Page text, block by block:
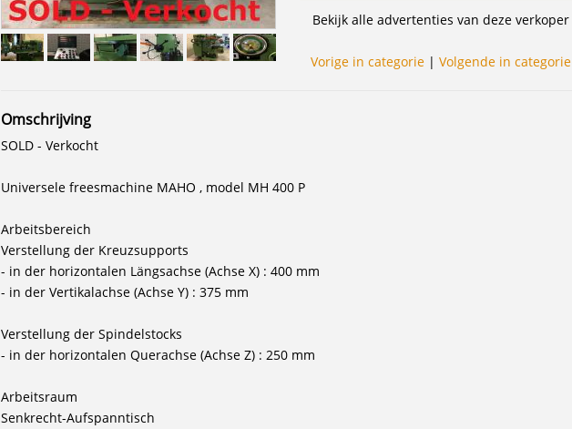
Bekijk alle advertenties van deze verkoper
Vorige in categorie| Volgende in categorie
Omschrijving
SOLD - Verkocht
Universele freesmachine MAHO , model MH 400 P
Arbeitsbereich
Verstellung der Kreuzsupports
- in der horizontalen Längsachse (Achse X) : 400 mm
- in der Vertikalachse (Achse Y) : 375 mm
Verstellung der Spindelstocks
- in der horizontalen Querachse (Achse Z) : 250 mm
Arbeitsraum
Senkrecht-Aufspanntisch